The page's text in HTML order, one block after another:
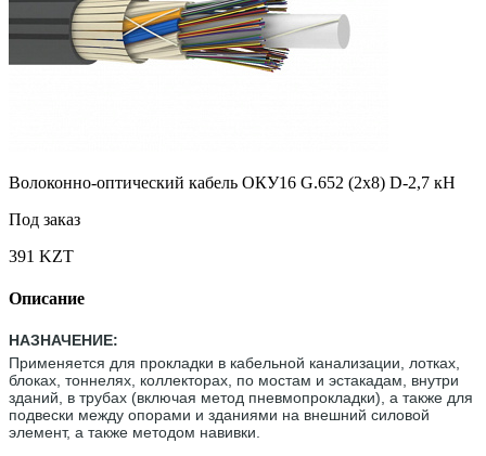
Волоконно-оптический кабель ОКУ16 G.652 (2x8) D-2,7 кН
Под заказ
391 KZT
Описание
НАЗНАЧЕНИЕ:
Применяется для прокладки в кабельной канализации, лотках,
блоках, тоннелях, коллекторах, по мостам и эстакадам, внутри
зданий, в трубах (включая метод пневмопрокладки), а также для
подвески между опорами и зданиями на внешний силовой
элемент, а также методом навивки.